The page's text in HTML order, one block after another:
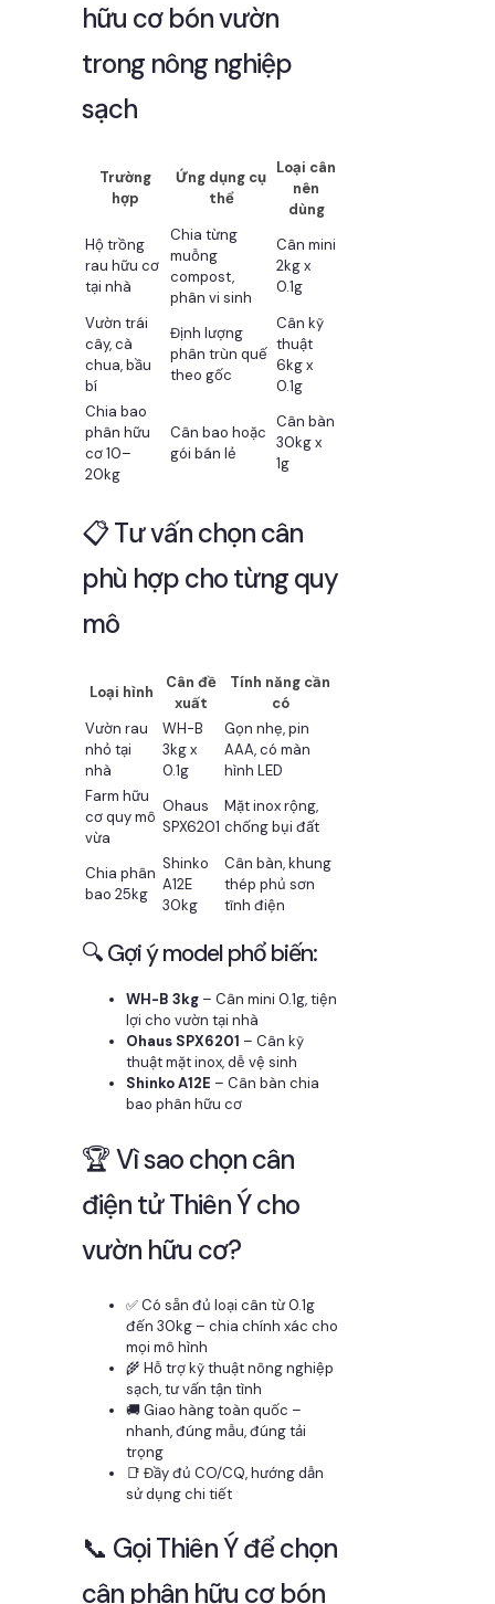
hữu cơ bón vườn
trong nông nghiệp
sạch
Trường
hợp
Ứng dụng cụ
thể
Loại cân
nên
dùng
Hộ trồng
rau hữu cơ
tại nhà
Chia từng
muỗng
compost,
phân vi sinh
Cân mini
2kg x
0.1g
Vườn trái
cây, cà
chua, bầu
bí
Định lượng
phân trùn quế
theo gốc
Cân kỹ
thuật
6kg x
0.1g
Chia bao
phân hữu
cơ 10–
20kg
Cân bao hoặc
gói bán lẻ
Cân bàn
30kg x
1g
📋 Tư vấn chọn cân
phù hợp cho từng quy
mô
Loại hình
Cân đề
xuất
Tính năng cần
có
Vườn rau
nhỏ tại
nhà
WH-B
3kg x
0.1g
Gọn nhẹ, pin
AAA, có màn
hình LED
Farm hữu
cơ quy mô
vừa
Ohaus
SPX6201
Mặt inox rộng,
chống bụi đất
Chia phân
bao 25kg
Shinko
A12E
30kg
Cân bàn, khung
thép phủ sơn
tĩnh điện
🔍 Gợi ý model phổ biến:
WH-B 3kg – Cân mini 0.1g, tiện
lợi cho vườn tại nhà
Ohaus SPX6201 – Cân kỹ
thuật mặt inox, dễ vệ sinh
Shinko A12E – Cân bàn chia
bao phân hữu cơ
🏆 Vì sao chọn cân
điện tử Thiên Ý cho
vườn hữu cơ?
✅ Có sẵn đủ loại cân từ 0.1g
đến 30kg – chia chính xác cho
mọi mô hình
🌾 Hỗ trợ kỹ thuật nông nghiệp
sạch, tư vấn tận tình
🚚 Giao hàng toàn quốc –
nhanh, đúng mẫu, đúng tải
trọng
📑 Đầy đủ CO/CQ, hướng dẫn
sử dụng chi tiết
📞 Gọi Thiên Ý để chọn
cân phân hữu cơ bón